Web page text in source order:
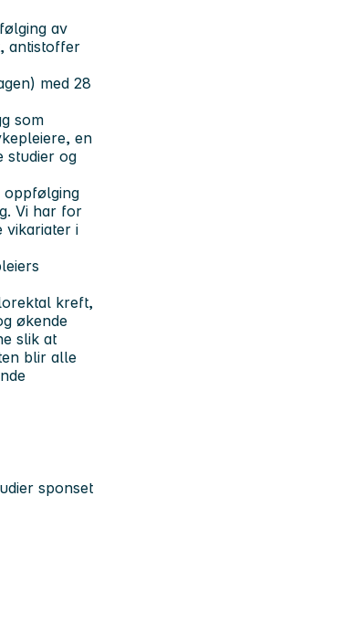
av
antistoffer
med 28
som
en
studier og
oppfølging
Vi har for
vikariater i
kreft,
økende
slik at
blir alle
sponset